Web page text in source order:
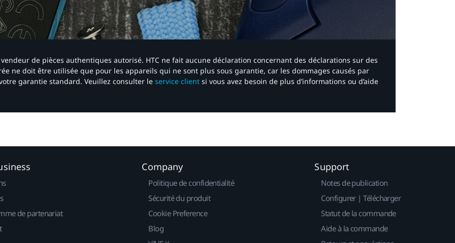
de pièces authentiques autorisé. HTC ne fait aucune déclaration concernant des déclarations sur des
ne doit être utilisée que pour les appareils qui ne sont plus sous garantie, car les dommages causés par
garantie standard. Veuillez consulter le service client si vous avez besoin de plus d’informations ou d’aide
de partenariat
Company
Politique de confidentialité
Sécurité du produit
Cookie Preference
Blog
Support
Notes de publication
Configurer | Télécharger
Statut de la commande
Aide à la commande